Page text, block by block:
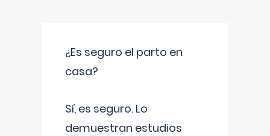
¿Es seguro el parto en
casa?
Sí, es seguro. Lo
demuestran estudios